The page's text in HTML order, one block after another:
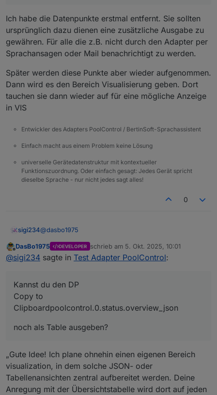
Ich habe die Datenpunkte erstmal entfernt. Sie sollten
ursprünglich dazu dienen eine zusätzliche Ausgabe zu
gewähren. Für alle die z.B. nicht durch den Adapter per
Sprachansagen oder Mail benachrichtigt zu werden.
Später werden diese Punkte aber wieder aufgenommen.
Dann wird es den Bereich Visualisierung geben. Dort
tauchen sie dann wieder auf für eine mögliche Anzeige
in VIS
Entwickler des Adapters PoolControl / BertinSoft-Sprachassistent
Einfach macht aus einem Problem keine Lösung
universelle Gerätedatenstruktur mit kontextueller
Funktionszuordnung. Oder einfach gesagt: Jedes Gerät spricht
dieselbe Sprache - nur nicht jedes sagt alles!
0
sigi234@dasbo1975
Kannst du den DP
noch als Table ausgeben?
Offline
DasBo1975 DEVELOPER schrieb am 5. Okt. 2025, 10:01
zuletzt editiert von
@sigi234 sagte in Test Adapter PoolControl:
Kannst du den DP
Copy to
Clipboardpoolcontrol.0.status.overview_json
noch als Table ausgeben?
„Gute Idee! Ich plane ohnehin einen eigenen Bereich
visualization, in dem solche JSON- oder
Tabellenansichten zentral aufbereitet werden. Deine
Anregung mit der Übersichtstabelle wird dort auf jeden